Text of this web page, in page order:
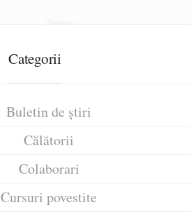
Categorii
Buletin de știri
Călătorii
Colaborari
Cursuri povestite